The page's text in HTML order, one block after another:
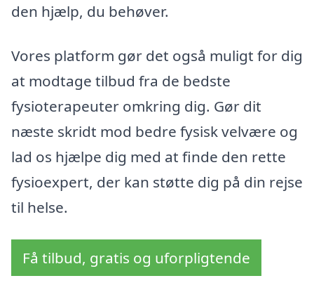
den hjælp, du behøver.
Vores platform gør det også muligt for dig
at modtage tilbud fra de bedste
fysioterapeuter omkring dig. Gør dit
næste skridt mod bedre fysisk velvære og
lad os hjælpe dig med at finde den rette
fysioexpert, der kan støtte dig på din rejse
til helse.
Få tilbud, gratis og uforpligtende